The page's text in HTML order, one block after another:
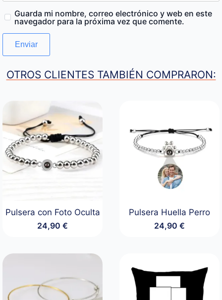
Guarda mi nombre, correo electrónico y web en este
navegador para la próxima vez que comente.
OTROS CLIENTES TAMBIÉN COMPRARON:
Pulsera con Foto Oculta
24,90€
Pulsera Huella Perro
24,90 €